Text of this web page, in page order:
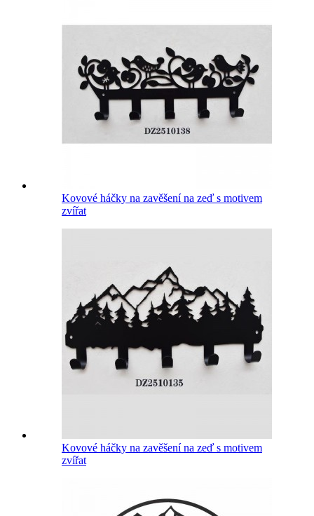
Kovové háčky na zavěšení na zeď s motivem
zvířat
Kovové háčky na zavěšení na zeď s motivem
zvířat